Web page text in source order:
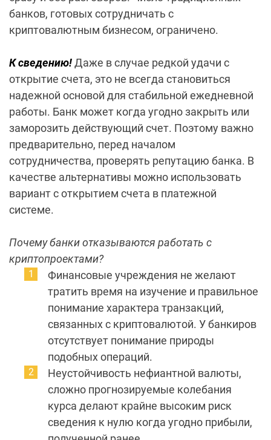
банков, готовых сотрудничать с
криптовалютным бизнесом, ограничено.
К сведению!Даже в случае редкой удачи с
открытие счета, это не всегда становиться
надежной основой для стабильной ежедневной
работы. Банк может когда угодно закрыть или
заморозить действующий счет. Поэтому важно
предварительно, перед началом
сотрудничества, проверять репутацию банка. В
качестве альтернативы можно использовать
вариант с открытием счета в платежной
системе.
Почему банки отказываются работать с
криптопроектами?
Финансовые учреждения не желают
тратить время на изучение и правильное
понимание характера транзакций,
связанных с криптовалютой. У банкиров
отсутствует понимание природы
подобных операций.
Неустойчивость нефиантной валюты,
сложно прогнозируемые колебания
курса делают крайне высоким риск
сведения к нулю когда угодно прибыли,